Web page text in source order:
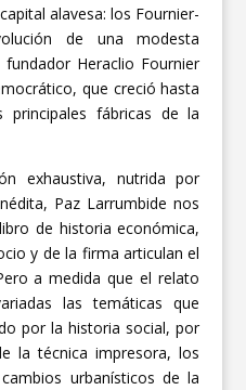
alavesa: los Fournier-
de una modesta
Heraclio Fournier
que creció hasta
fábricas de la
exhaustiva, nutrida por
Paz Larrumbide nos
de historia económica,
y de la firma articulan el
a medida que el relato
las temáticas que
por la historia social, por
la técnica impresora, los
urbanísticos de la